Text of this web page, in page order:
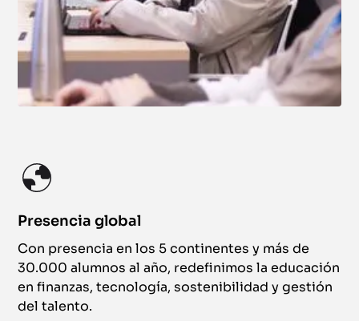
Presencia global
Con presencia en los 5 continentes y más de
30.000 alumnos al año, redefinimos la educación
en finanzas, tecnología, sostenibilidad y gestión
del talento.